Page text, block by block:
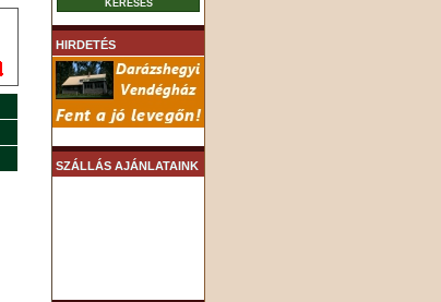
HIRDETÉS
SZÁLLÁS AJÁNLATAINK